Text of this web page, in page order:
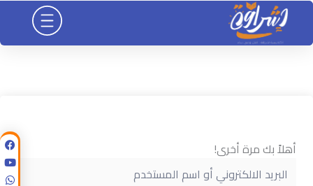
تخطي
المحتوى
أهلاً بك مرة أخرى!